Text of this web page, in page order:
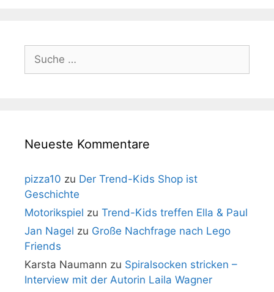
nach:
Neueste Kommentare
pizza10 zu Der Trend-Kids Shop ist
Geschichte
Motorikspiel zu Trend-Kids treffen Ella & Paul
Jan Nagel zu Große Nachfrage nach Lego
Friends
Karsta Naumann zu Spiralsocken stricken –
Interview mit der Autorin Laila Wagner